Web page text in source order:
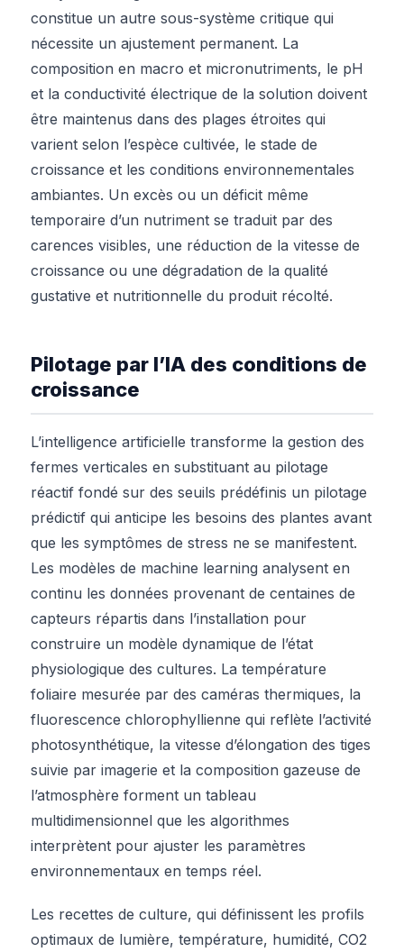
constitue un autre sous-système critique qui
nécessite un ajustement permanent. La
composition en macro et micronutriments, le pH
et la conductivité électrique de la solution doivent
être maintenus dans des plages étroites qui
varient selon l’espèce cultivée, le stade de
croissance et les conditions environnementales
ambiantes. Un excès ou un déficit même
temporaire d’un nutriment se traduit par des
carences visibles, une réduction de la vitesse de
croissance ou une dégradation de la qualité
gustative et nutritionnelle du produit récolté.
Pilotage par l’IA des conditions de
croissance
L’intelligence artificielle transforme la gestion des
fermes verticales en substituant au pilotage
réactif fondé sur des seuils prédéfinis un pilotage
prédictif qui anticipe les besoins des plantes avant
que les symptômes de stress ne se manifestent.
Les modèles de machine learning analysent en
continu les données provenant de centaines de
capteurs répartis dans l’installation pour
construire un modèle dynamique de l’état
physiologique des cultures. La température
foliaire mesurée par des caméras thermiques, la
fluorescence chlorophyllienne qui reflète l’activité
photosynthétique, la vitesse d’élongation des tiges
suivie par imagerie et la composition gazeuse de
l’atmosphère forment un tableau
multidimensionnel que les algorithmes
interprètent pour ajuster les paramètres
environnementaux en temps réel.
Les recettes de culture, qui définissent les profils
optimaux de lumière, température, humidité, CO2